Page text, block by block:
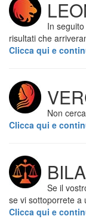
In
risultati che
Clicca qui e
Non
Clicca qui e
Se il
se vi sottoporrete
Clicca qui e